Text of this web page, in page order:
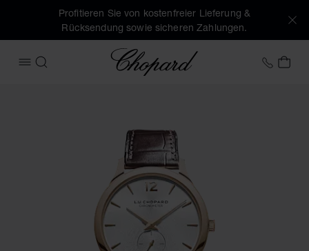
Profitieren Sie von kostenfreier Lieferung &
Rücksendung sowie sicheren Zahlungen.
MENÜ ÖFFNEN
SUCHEN
Chopard +43